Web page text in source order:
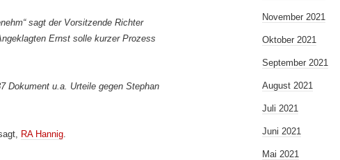
sagt der Vorsitzende Richter
Ernst solle kurzer Prozess
Dokument u.a. Urteile gegen Stephan
RA Hannig
November 2021
Oktober 2021
September 2021
August 2021
Juli 2021
Juni 2021
Mai 2021